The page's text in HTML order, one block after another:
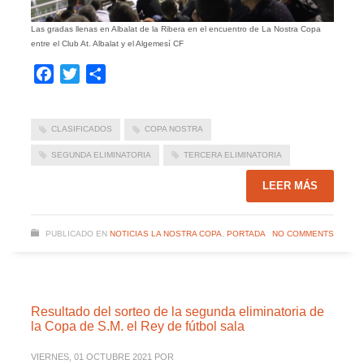
Las gradas llenas en Albalat de la Ribera en el encuentro de La Nostra Copa
entre el Club At. Albalat y el Algemesí CF
Facebook
Twitter
CLASIFICADOS COPA NOSTRA
SEGUNDA ELIMINATORIA TERCERA ELIMINATORIA
LEER MÁS
PUBLICADO EN NOTICIAS LA NOSTRA COPA PORTADA NO COMMENTS
Resultado del sorteo de la segunda eliminatoria de
la Copa de S.M. el Rey de fútbol sala
VIERNES, 01 OCTUBRE 2021 POR